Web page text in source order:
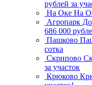
рублей за
На Оке На
Агропарк
686 000
Пашково
сотка
Скрипово
за участок
Крюково